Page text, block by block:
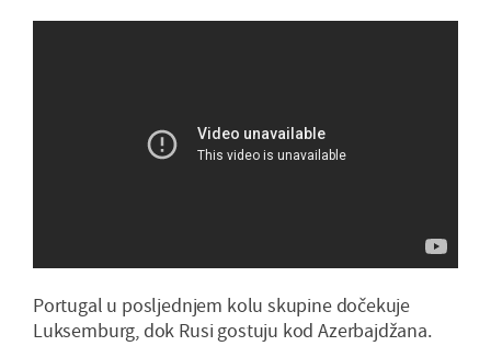
Portugal u posljednjem kolu skupine dočekuje
Luksemburg, dok Rusi gostuju kod Azerbajdžana.